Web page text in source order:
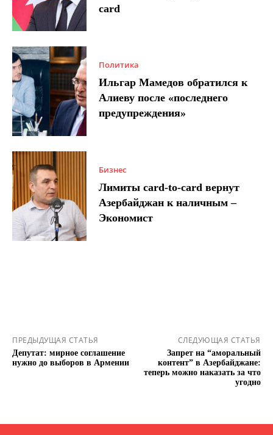
card
Политика
Ильгар Мамедов обратился к
Алиеву после «последнего
предупреждения»
Бизнес
Лимиты card-to-card вернут
Азербайджан к наличным –
Экономист
ПРЕДЫДУЩАЯ СТАТЬЯ
Депутат: мирное соглашение
нужно до выборов в Армении
СЛЕДУЮЩАЯ СТАТЬЯ
Запрет на “аморальный
контент” в Азербайджане:
теперь можно наказать за что
угодно